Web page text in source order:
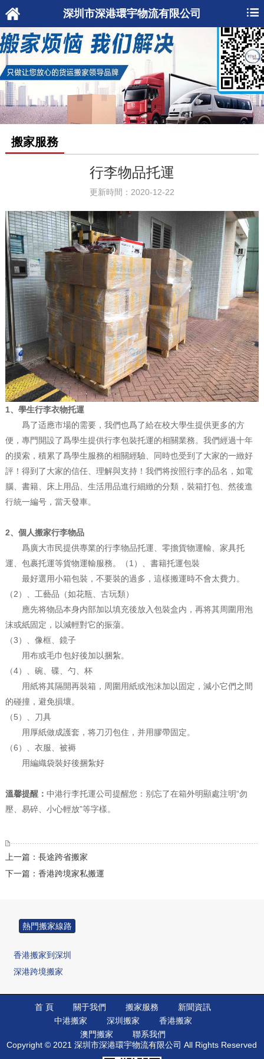
深圳市深港環宇物流有限公司
搬家服務
行李物品托運
更新時間：2020-12-22
1、學生行李衣物托運
爲了适應市場的需要，我們也爲了給在校大學生提供更多的方
便，專門開設了爲學生提供行李包裝托運的相關業務。我們經過十年
的摸索，積累了爲學生服務的相關經驗、同時也受到了大家的一緻好
評！得到了大家的信任、理解與支持！我們将按照行李的品名，如電
腦、書籍、床上用品、生活用品進行細緻的分類，裝箱打包、然後進
行統一編号，當天發車。
2、個人搬家行李物品
爲廣大市民提供專業的行李物品托運、零擔貨物運輸、家具托
運、包裹托運等貨物運輸服務。（1）、書籍托運包裝
最好選用小箱包裝，不要裝的過多，這樣搬運時不會太費力。
（2）、工藝品（如花瓶、古玩類）
應先将物品本身内部加以填充後放入包裝盒内，再将其周圍用泡
沫或紙固定，以減輕對它的振蕩。
（3）、像框、鏡子
用布或毛巾包好後加以捆紮。
（4）、碗、碟、勺、杯
用紙将其隔開再裝箱，周圍用紙或泡沫加以固定，減小它們之間
的碰撞，避免損壞。
（5）、刀具
用厚紙做成護套，将刀刃包住，并用膠帶固定。
（6）、衣服、被褥
用編織袋裝好後捆紮好
溫馨提醒： 中港行李托運公司提醒您：别忘了在箱外明顯處注明“勿
壓、易碎、小心輕放”等字樣。
上一篇：長途跨省搬家
下一篇：香港跨境家私搬運
熱門搬家線路
香港搬家到深圳
深港跨境搬家
香港搬家到深圳
香港搬家到佛山
首 頁 關于我們 搬家服務
新聞資訊
中港搬家
深圳搬家
香港搬家
澳門搬家
聯系我們
Copyright © 2021 深圳市深港環宇物流有限公司 All Rights Reserved